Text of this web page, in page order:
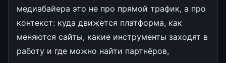
медиабайера это не про прямой трафик, а про
контекст: куда движется платформа, как
меняются сайты, какие инструменты заходят в
работу и где можно найти партнёров,